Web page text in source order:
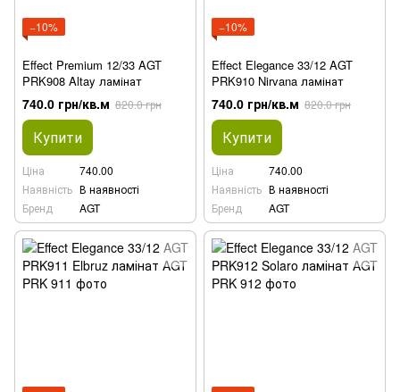
−10%
Effect Premium 12/33 AGT
PRK908 Altay ламінат
740.0 грн/кв.м 820.0 грн
Купити
Ціна
740.00
Наявність В наявності
Бренд
AGT
−10%
Effect Elegance 33/12 AGT
PRK910 Nirvana ламінат
740.0 грн/кв.м 820.0 грн
Купити
Ціна
740.00
Наявність В наявності
Бренд
AGT